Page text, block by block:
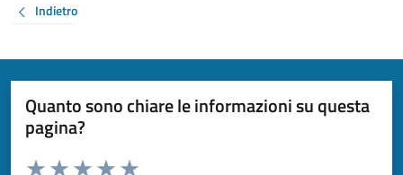
Indietro
Quanto sono chiare le informazioni su questa
pagina?
Valuta da 1 a 5 stelle la pagina